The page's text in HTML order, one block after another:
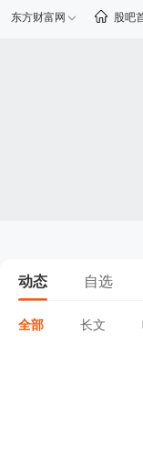
东方财富网 股吧
动态 自选
全部 长文